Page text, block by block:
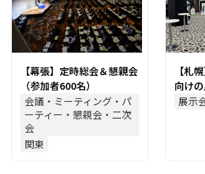
【幕張】定時総会＆懇親会
（参加者600名）
会議・ミーティング・パ
ーティー・懇親会・二次
会
関東
【札
向け
展示